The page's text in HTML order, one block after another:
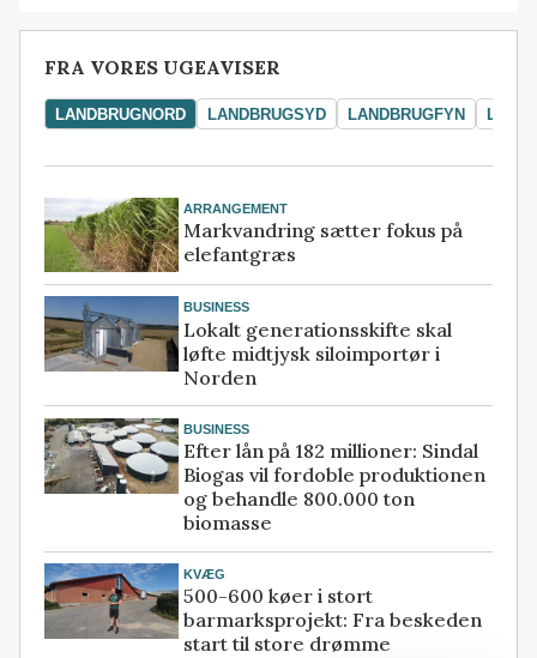
FRA VORES UGEAVISER
LANDBRUGNORD LANDBRUGSYD LANDBRUGFYN
ARRANGEMENT
Markvandring sætter fokus på
elefantgræs
BUSINESS
Lokalt generationsskifte skal
løfte midtjysk siloimportør i
Norden
BUSINESS
Efter lån på 182 millioner: Sindal
Biogas vil fordoble produktionen
og behandle 800.000 ton
biomasse
KVÆG
500-600 køer i stort
barmarksprojekt: Fra beskeden
start til store drømme